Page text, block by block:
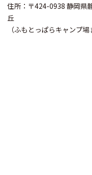
住所：〒424-0938 静岡県
丘
（ふもとっぱらキャンプ場